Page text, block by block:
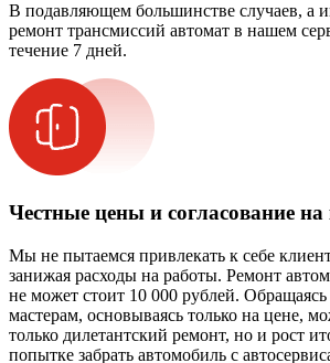
В подавляющем большинстве случаев, а
ремонт трансмиссий автомат в нашем
течение 7 дней.
Честные цены и согласование
Мы не пытаемся привлекать к себе
занижая расходы на работы. Ремонт
не может стоит 10 000 рублей.
мастерам, основываясь только на цене,
только дилетантский ремонт, но и рост
попытке забрать автомобиль с